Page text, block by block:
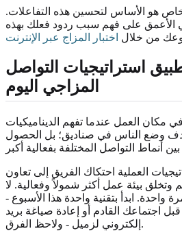
هو الأساس لتحسين هذه التفاعلات.
الأعمق على فهم سبب ردود فعلك بهذه
من خلال اختبار المزاج عبر الإنترنت
استراتيجيات التواصل
المزاجي اليوم
مكان العمل عندما تفهم الديناميكيات
وضع الناس في صناديق؛ بل الحصول
العملية احتكاك الفريق إلى تعاون
وتخلق بيئة عمل أكثر شمولاً وفعالية. لا
واحدة. ابدأ بتقنية واحدة هذا الأسبوع -
اجتماعك القادم أو إعادة صياغة بريد
إلكتروني لزميل - ولاحظ الفرق.